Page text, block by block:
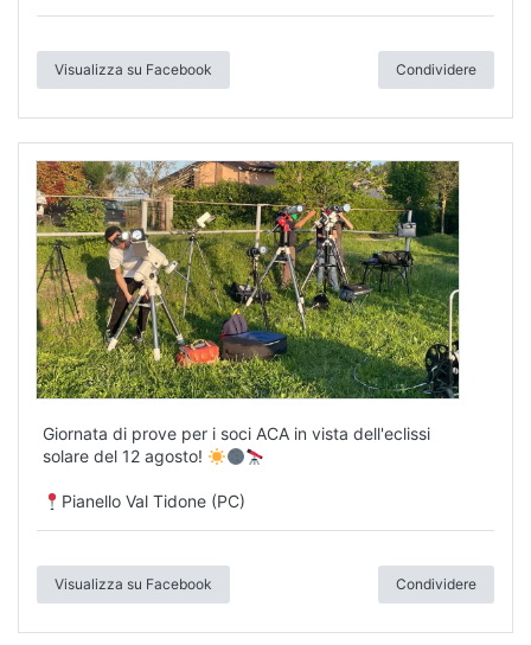
Giornata di prove per i soci ACA in vista dell'eclissi
solare del 12 agosto!
Visualizza su Facebook